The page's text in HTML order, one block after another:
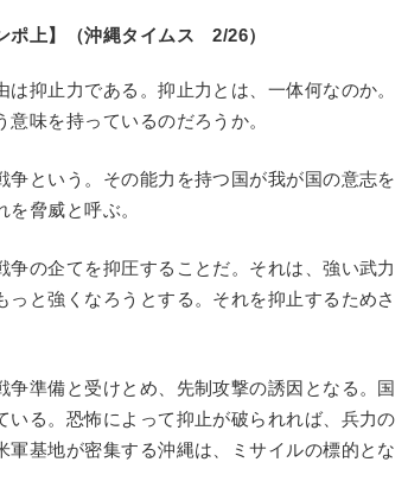
上】（沖縄タイムス 2/26）
抑止力である。抑止力とは、一体何なのか。
味を持っているのだろうか。
という。その能力を持つ国が我が国の意志を
脅威と呼ぶ。
の企てを抑圧することだ。それは、強い武力
と強くなろうとする。それを抑止するためさ
準備と受けとめ、先制攻撃の誘因となる。国
る。恐怖によって抑止が破られれば、兵力の
基地が密集する沖縄は、ミサイルの標的とな